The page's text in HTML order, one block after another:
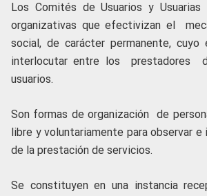
Los Comités de Usuarios y Usuarias
organizativas que efectivizan el
social, de carácter permanente, cuyo
interlocutar entre los prestadores
usuarios.
Son formas de organización de
libre y voluntariamente para observar e
de la prestación de servicios.
Se constituyen en una instancia